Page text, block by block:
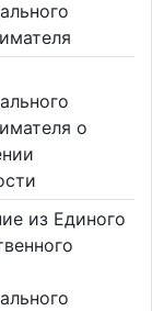
о
из Единого